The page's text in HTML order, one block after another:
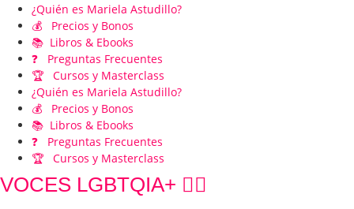
¿Quién es Mariela Astudillo?
💰 Precios y Bonos
📚 Libros & Ebooks
❓ Preguntas Frecuentes
🏆 Cursos y Masterclass
¿Quién es Mariela Astudillo?
💰 Precios y Bonos
📚 Libros & Ebooks
❓ Preguntas Frecuentes
🏆 Cursos y Masterclass
VOCES LGBTQIA+ 🏳️‍🌈